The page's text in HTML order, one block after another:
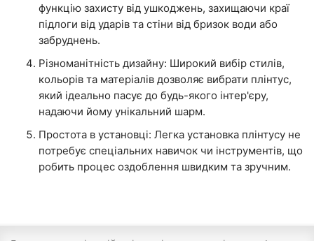
функцію захисту від ушкоджень, захищаючи краї
підлоги від ударів та стіни від бризок води або
забруднень.
Різноманітність дизайну: Широкий вибір стилів,
кольорів та матеріалів дозволяє вибрати плінтус,
який ідеально пасує до будь-якого інтер'єру,
надаючи йому унікальний шарм.
Простота в установці: Легка установка плінтусу не
потребує спеціальних навичок чи інструментів, що
робить процес оздоблення швидким та зручним.